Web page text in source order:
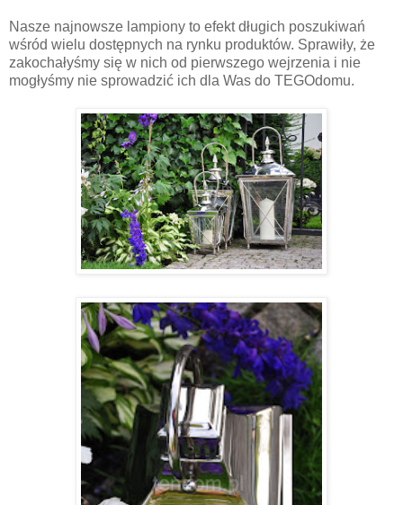
Nasze najnowsze lampiony to efekt długich poszukiwań
wśród wielu dostępnych na rynku produktów. Sprawiły, że
zakochałyśmy się w nich od pierwszego wejrzenia i nie
mogłyśmy nie sprowadzić ich dla Was do TEGOdomu.